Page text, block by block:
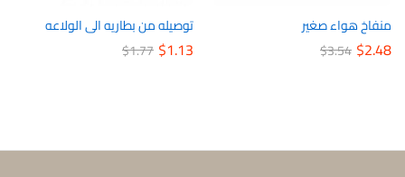
منفاخ هواء صغير
$2.48
$3.54
توصيله من بطاريه الى الولاعه
$1.13
$1.77